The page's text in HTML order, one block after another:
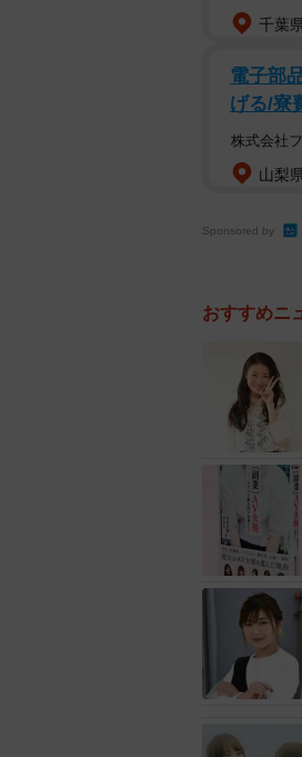
千葉
電子部
げる/寮
株式会社
山梨
Sponsored by
おすすめニ